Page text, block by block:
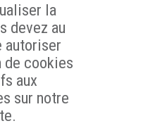
la
devez au
autoriser
cookies
aux
sur notre